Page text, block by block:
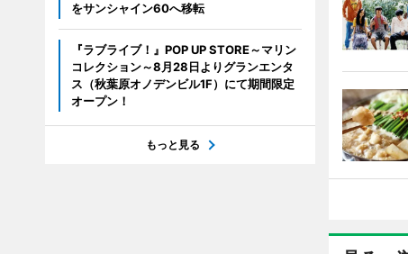
をサンシャイン60へ移転
『ラブライブ！』POP UP STORE～マリン
コレクション～8月28日よりグランエンタ
ス（秋葉原オノデンビル1F）にて期間限定
オープン！
もっと見る